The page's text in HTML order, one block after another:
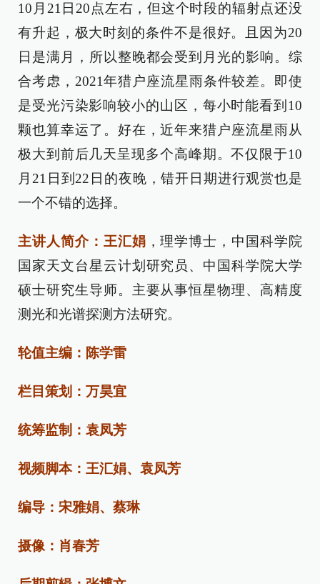
10月21日20点左右，但这个时段的辐射点还没
有升起，极大时刻的条件不是很好。且因为20
日是满月，所以整晚都会受到月光的影响。综
合考虑，2021年猎户座流星雨条件较差。即使
是受光污染影响较小的山区，每小时能看到10
颗也算幸运了。好在，近年来猎户座流星雨从
极大到前后几天呈现多个高峰期。不仅限于10
月21日到22日的夜晚，错开日期进行观赏也是
一个不错的选择。
主讲人简介：王汇娟 ，理学博士，中国科学院
国家天文台星云计划研究员、中国科学院大学
硕士研究生导师。主要从事恒星物理、高精度
测光和光谱探测方法研究。
轮值主编：陈学雷
栏目策划：万昊宜
统筹监制：袁凤芳
视频脚本：王汇娟、袁凤芳
编导：宋雅娟、蔡琳
摄像：肖春芳